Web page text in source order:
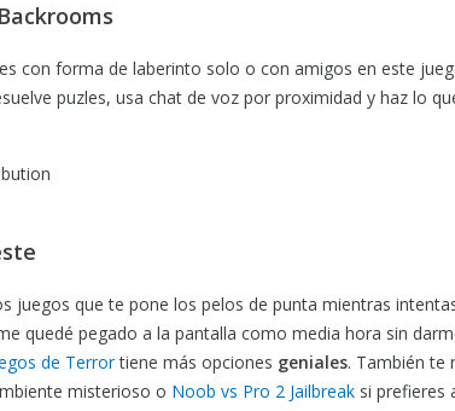
con forma de laberinto solo o con amigos en este
puzles, usa chat de voz por proximidad y haz lo
juegos que te pone los pelos de punta mientras
quedé pegado a la pantalla como media hora sin
de Terrortiene más opciones geniales. También te
misterioso o Noob vs Pro 2 Jailbreak si prefieres